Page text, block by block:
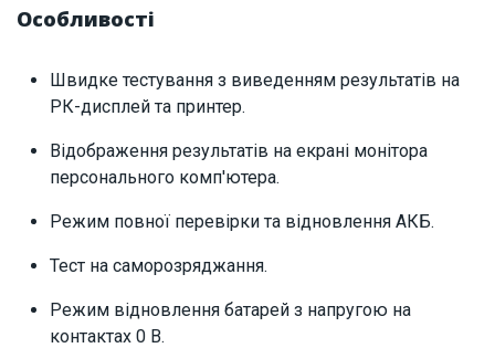
Особливості
Швидке тестування з виведенням результатів на
РК-дисплей та принтер.
Відображення результатів на екрані монітора
персонального комп'ютера.
Режим повної перевірки та відновлення АКБ.
Тест на саморозряджання.
Режим відновлення батарей з напругою на
контактах 0 В.